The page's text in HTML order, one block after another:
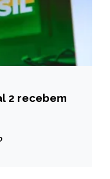
2 recebem